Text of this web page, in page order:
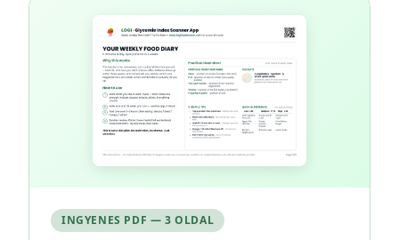
INGYENES PDF — 3 OLDAL